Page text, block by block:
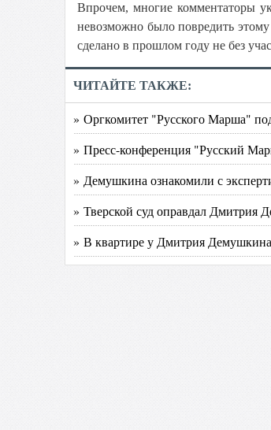
Впрочем, многие комментаторы
невозможно было повредить
сделано в прошлом году не без
ЧИТАЙТЕ ТАКЖЕ:
» Оргкомитет "Русского Марша"
» Пресс-конференция "Русский
» Демушкина ознакомили с
» Тверской суд оправдал Дмитрия
» В квартире у Дмитрия